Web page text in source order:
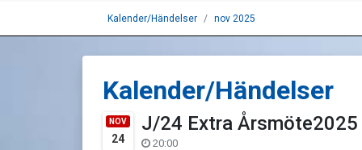
Kalender/Händelser nov 2025
Kalender/Händelser
NOV
24
J/24 Extra Årsmöte2025
20:00